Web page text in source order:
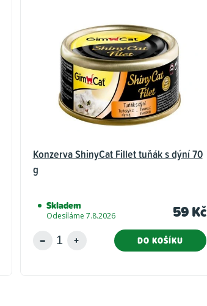
Konzerva ShinyCat Fillet tuňák s dýní 70
g
Skladem
Odesíláme 7.8.2026 59 Kč
DO KOŠÍKU